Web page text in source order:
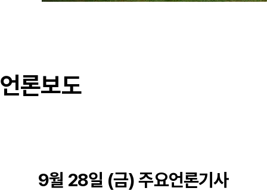
언론보도
9월 28일 (금) 주요언론기사